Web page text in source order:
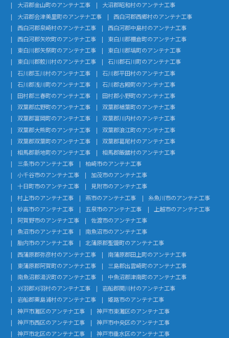
大沼郡金山町のアンテナ工事
大沼郡昭和村のアンテナ工事
大沼郡会津美里町のアンテナ工事
西白河郡西郷村のアンテナ工事
西白河郡泉崎村のアンテナ工事
西白河郡中島村のアンテナ工事
西白河郡矢吹町のアンテナ工事
東白川郡棚倉町のアンテナ工事
東白川郡矢祭町のアンテナ工事
東白川郡塙町のアンテナ工事
東白川郡鮫川村のアンテナ工事
石川郡石川町のアンテナ工事
石川郡玉川村のアンテナ工事
石川郡平田村のアンテナ工事
石川郡浅川町のアンテナ工事
石川郡古殿町のアンテナ工事
田村郡三春町のアンテナ工事
田村郡小野町のアンテナ工事
双葉郡広野町のアンテナ工事
双葉郡楢葉町のアンテナ工事
双葉郡富岡町のアンテナ工事
双葉郡川内村のアンテナ工事
双葉郡大熊町のアンテナ工事
双葉郡浪江町のアンテナ工事
双葉郡双葉町のアンテナ工事
双葉郡葛尾村のアンテナ工事
相馬郡新地町のアンテナ工事
相馬郡飯舘村のアンテナ工事
三条市のアンテナ工事
柏崎市のアンテナ工事
小千谷市のアンテナ工事
加茂市のアンテナ工事
十日町市のアンテナ工事
見附市のアンテナ工事
村上市のアンテナ工事
燕市のアンテナ工事
糸魚川市のアンテナ工事
妙高市のアンテナ工事
五泉市のアンテナ工事
上越市のアンテナ工事
阿賀野市のアンテナ工事
佐渡市のアンテナ工事
魚沼市のアンテナ工事
南魚沼市のアンテナ工事
胎内市のアンテナ工事
北蒲原郡聖籠町のアンテナ工事
西蒲原郡弥彦村のアンテナ工事
南蒲原郡田上町のアンテナ工事
東蒲原郡阿賀町のアンテナ工事
三島郡出雲崎町のアンテナ工事
南魚沼郡湯沢町のアンテナ工事
中魚沼郡津南町のアンテナ工事
刈羽郡刈羽村のアンテナ工事
岩船郡関川村のアンテナ工事
岩船郡粟島浦村のアンテナ工事
姫路市のアンテナ工事
神戸市灘区のアンテナ工事
神戸市東灘区のアンテナ工事
神戸市西区のアンテナ工事
神戸市中央区のアンテナ工事
神戸市北区のアンテナ工事
神戸市垂水区のアンテナ工事